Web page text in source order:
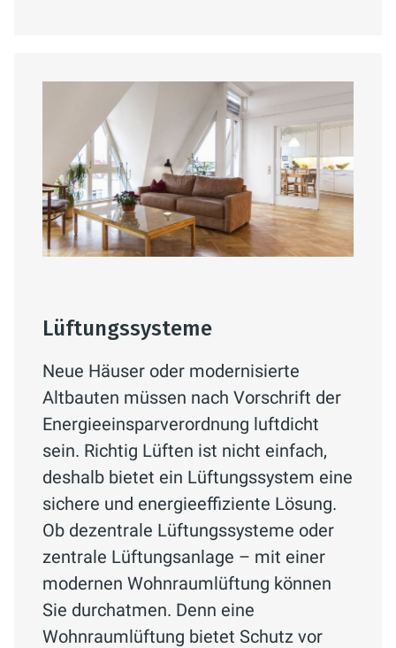
Lüftungssysteme
Neue Häuser oder modernisierte
Altbauten müssen nach Vorschrift der
Energieeinsparverordnung luftdicht
sein. Richtig Lüften ist nicht einfach,
deshalb bietet ein Lüftungssystem eine
sichere und energieeffiziente Lösung.
Ob dezentrale Lüftungssysteme oder
zentrale Lüftungsanlage – mit einer
modernen Wohnraumlüftung können
Sie durchatmen. Denn eine
Wohnraumlüftung bietet Schutz vor